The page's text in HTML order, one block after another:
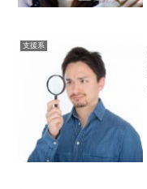
支援系